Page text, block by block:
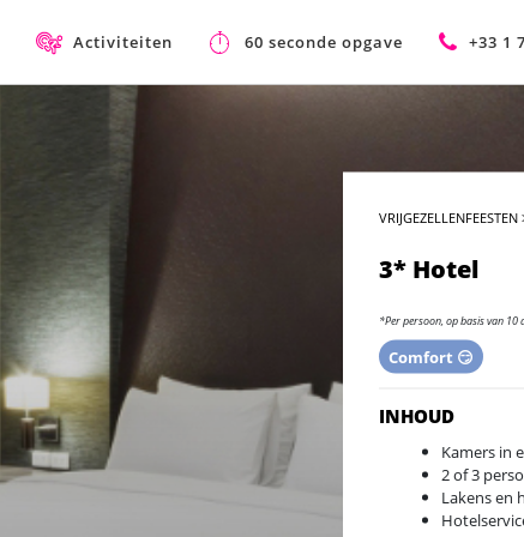
Activiteiten 60 seconde opgave +33 1
VRIJGEZELLENFEESTEN
3* Hotel
*Per persoon, op basis van 10
Comfort 😏
INHOUD
Kamers in
2 of 3
Lakens en